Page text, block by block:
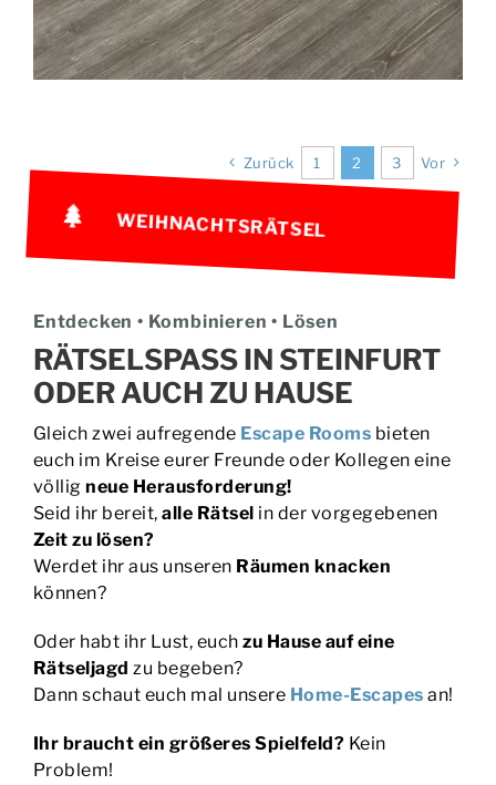
Zurück 1 2 3 Vor
WEIHNACHTSRÄTSEL
Entdecken • Kombinieren • Lösen
RÄTSELSPASS IN STEINFURT O
DER AUCH ZU HAUSE
Gleich zwei aufregende Escape Rooms bieten
euch im Kreise eurer Freunde oder Kollegen eine
völlig neue Herausforderung!
Seid ihr bereit,alle Rätsel in der vorgegebenen
Zeit zu lösen?
Werdet ihr aus unseren Räumen knacken
können?
Oder habt ihr Lust, euchzu Hause auf eine
Rätseljagd zu begeben?
Dann schaut euch mal unsere Home-Escapes an!
Ihr braucht ein größeres Spielfeld? Kein
Problem!